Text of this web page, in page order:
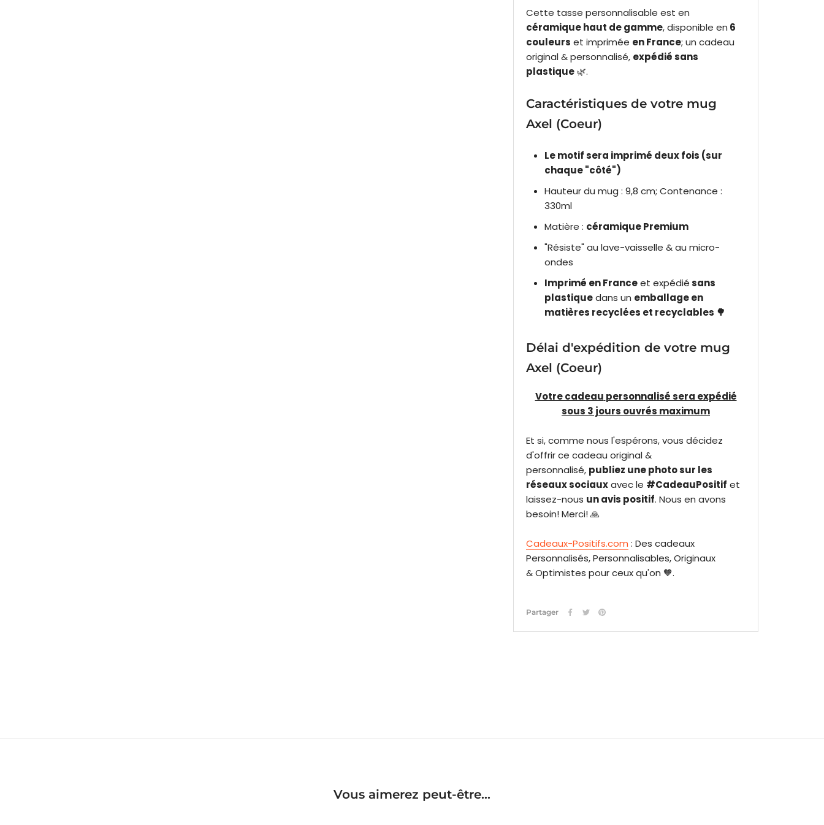
Cette tasse personnalisable est en
céramique haut de gamme, disponible en 6
couleurs et imprimée en France; un cadeau
original & personnalisé, expédié sans
plastique 🌿.
Caractéristiques de votre mug
Axel (Coeur)
Le motif sera imprimé deux fois (sur
chaque "côté")
Hauteur du mug : 9,8 cm; Contenance :
330ml
Matière : céramique Premium
"Résiste" au lave-vaisselle & au micro-
ondes
Imprimé en Franceet expédiésans
plastiquedans un emballage en
matières recyclées et recyclables 🌳
Délai d'expédition de votre mug
Axel (Coeur)
Votre cadeau personnalisé sera expédié
sous 3 jours ouvrés maximum
Et si, comme nous l'espérons, vous décidez
d'offrir ce cadeau original &
personnalisé, publiez une photo sur les
réseaux sociauxavec le #CadeauPositif et
laissez-nous un avis positif. Nous en avons
besoin! Merci! 🙏
Cadeaux-Positifs.com : Des cadeaux
Personnalisés, Personnalisables, Originaux
& Optimistes pour ceux qu'on 🧡.
Partager
Vous aimerez peut-être...